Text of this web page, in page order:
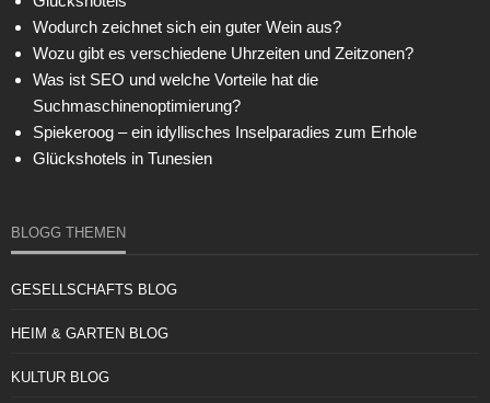
Wodurch zeichnet sich ein guter Wein aus?
Wozu gibt es verschiedene Uhrzeiten und Zeitzonen?
Was ist SEO und welche Vorteile hat die
Suchmaschinenoptimierung?
Spiekeroog – ein idyllisches Inselparadies zum Erhole
Glückshotels in Tunesien
BLOGG THEMEN
GESELLSCHAFTS BLOG
HEIM & GARTEN BLOG
KULTUR BLOG